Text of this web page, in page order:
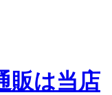
販は当店